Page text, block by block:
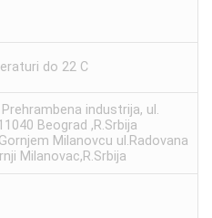
do 22 C
industrija, ul.
Beograd ,R.Srbija
Milanovcu ul.Radovana
Milanovac,R.Srbija